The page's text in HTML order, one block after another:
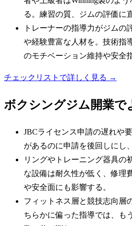
る。練習の質、ジムの評価に
トレーナーの指導力がジムの
や経験豊富な人材を。技術指
のモチベーション維持や安全
チェックリストで詳しく見る →
ボクシングジム 開業で
JBCライセンス申請の遅れや
があるのに申請を後回しにし
リングやトレーニング器具の
な設備は耐久性が低く、修理
や安全面にも影響する。
フィットネス層と競技志向層
ちらかに偏った指導では、も